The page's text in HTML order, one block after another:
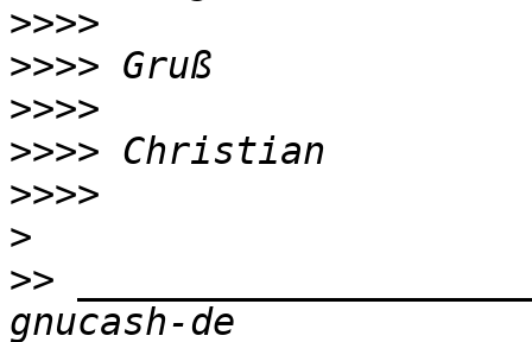
>>>>
>>>>
>>>>
>>>>
>>>>
>
>>